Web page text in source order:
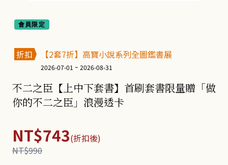
會員限定
折扣 【2套7折】高寶小說系列全圖鑑書展
2026-07-01 ~ 2026-08-31
不二之臣【上中下套書】首刷套書限量贈「做
你的不二之臣」浪漫透卡
NT$743(折扣後)
NT$990